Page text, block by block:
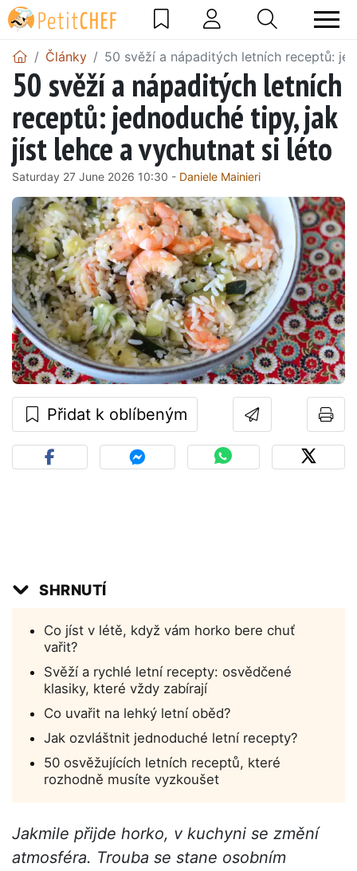
Články 50 svěží a nápaditých letních receptů:
50 svěží a nápaditých letních
receptů: jednoduché tipy, jak
jíst lehce a vychutnat si léto
Saturday 27 June 2026 10:30 - Daniele Mainieri
Přidat k oblíbeným
SHRNUTÍ
Co jíst v létě, když vám horko bere chuť
vařit?
Svěží a rychlé letní recepty: osvědčené
klasiky, které vždy zabírají
Co uvařit na lehký letní oběd?
Jak ozvláštnit jednoduché letní recepty?
50 osvěžujících letních receptů, které
rozhodně musíte vyzkoušet
Jakmile přijde horko, v kuchyni se změní
atmosféra. Trouba se stane osobním